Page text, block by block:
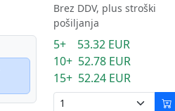
Brez DDV, plus stroški
pošiljanja
5+ 53.32 EUR
10+ 52.78 EUR
15+ 52.24 EUR